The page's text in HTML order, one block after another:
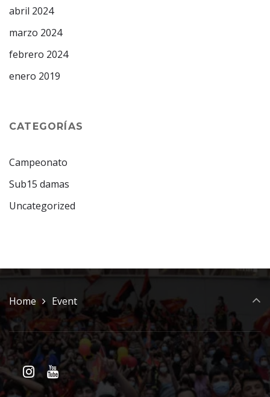
abril 2024
marzo 2024
febrero 2024
enero 2019
CATEGORÍAS
Campeonato
Sub15 damas
Uncategorized
Home Event